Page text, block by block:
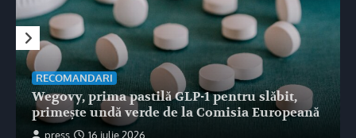
RECOMANDARI
Wegovy, prima pastilă GLP-1 pentru slăbit,
primește undă verde de la Comisia Europeană
press 16 iulie 2026